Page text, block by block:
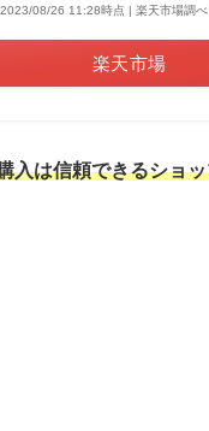
2023/08/26 11:28時点 | 楽天市場調べ
楽天市場
入は信頼できるショ